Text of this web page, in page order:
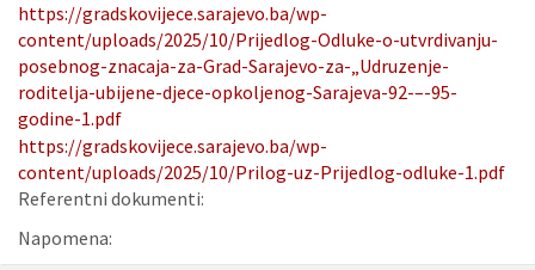
https://gradskovijece.sarajevo.ba/wp-
content/uploads/2025/10/Prijedlog-Odluke-o-utvrdivanju-
posebnog-znacaja-za-Grad-Sarajevo-za-„Udruzenje-
roditelja-ubijene-djece-opkoljenog-Sarajeva-92-–-95-
godine-1.pdf
https://gradskovijece.sarajevo.ba/wp-
content/uploads/2025/10/Prilog-uz-Prijedlog-odluke-1.pdf
Referentni dokumenti:
Napomena: